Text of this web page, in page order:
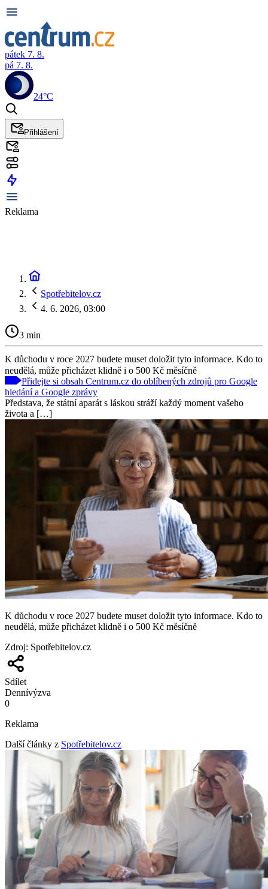
pátek 7. 8.
pá 7. 8.
24°C
Přihlášení
Reklama
Spotřebitelov.cz
4. 6. 2026, 03:00
3 min
K důchodu v roce 2027 budete muset doložit tyto informace. Kdo to
neudělá, může přicházet klidně i o 500 Kč měsíčně
Přidejte si obsah Centrum.cz do oblíbených zdrojů pro Google
hledání a Google zprávy
Představa, že státní aparát s láskou stráží každý moment vašeho
života a […]
K důchodu v roce 2027 budete muset doložit tyto informace. Kdo to
neudělá, může přicházet klidně i o 500 Kč měsíčně
Zdroj: Spotřebitelov.cz
Sdílet
Dennívýzva
0
Reklama
Další články z Spotřebitelov.cz